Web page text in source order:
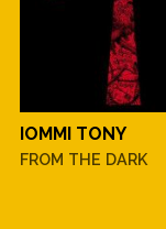
IOMMI TONY
FROM THE DARK